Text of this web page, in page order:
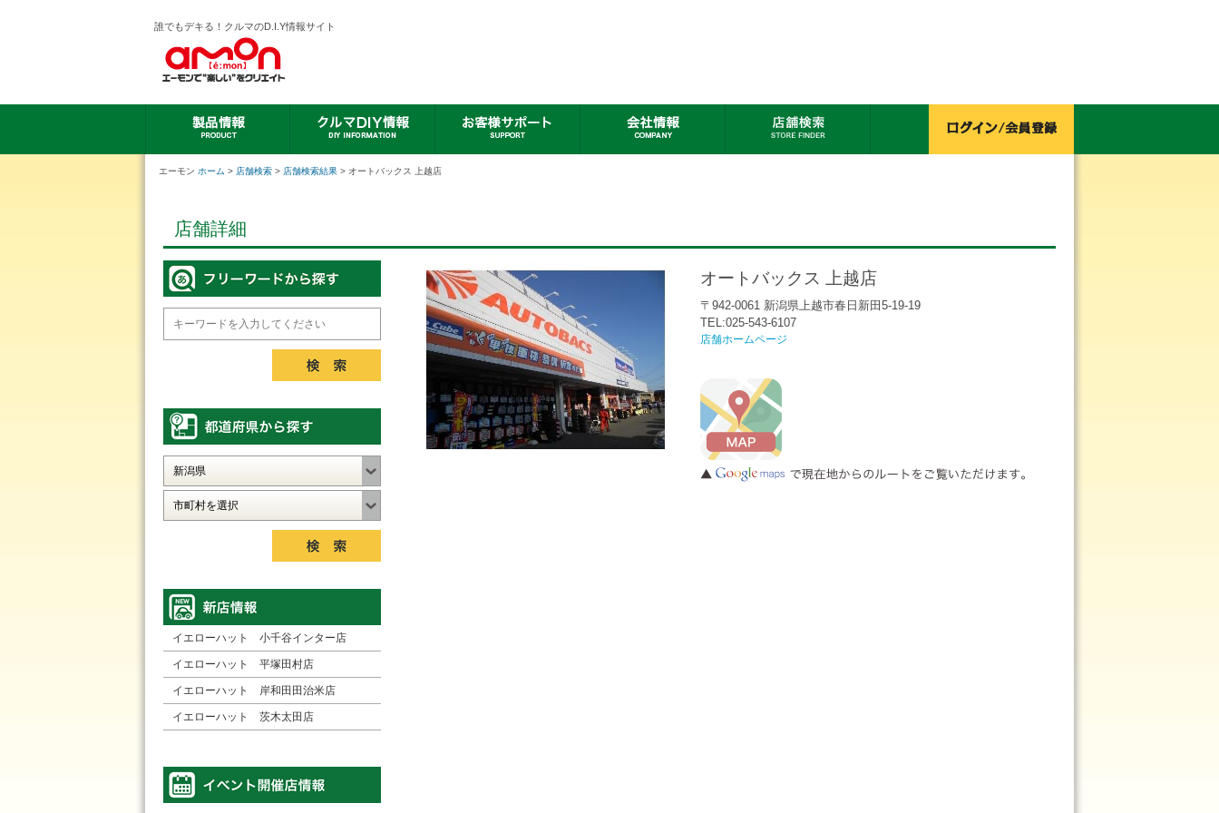
誰でもデキる！クルマのD.I.Y情報サイト
エーモン ホーム > 店舗検索 > 店舗検索結果 > オートバックス 上越店
店舗詳細
イエローハット 小千谷インター店
イエローハット 平塚田村店
イエローハット 岸和田田治米店
イエローハット 茨木太田店
オートバックス 上越店
〒942-0061 新潟県上越市春日新田5-19-19
TEL:025-543-6107
店舗ホームページ